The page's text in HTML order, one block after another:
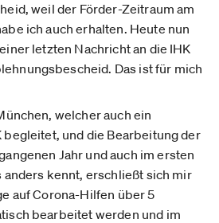
weil der Förder-Zeitraum am
ich auch erhalten. Heute nun
letzten Nachricht an die IHK
Das ist für mich
welcher auch ein
begleitet, und die Bearbeitung der
Jahr und auch im ersten
anders kennt, erschließt sich mir
auf Corona-Hilfen über 5
bearbeitet werden und im